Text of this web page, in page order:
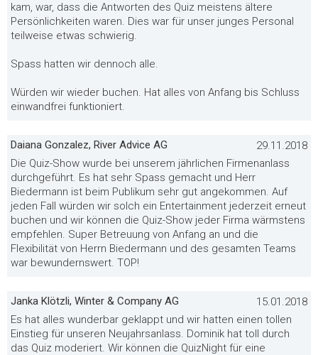
kam, war, dass die Antworten des Quiz meistens ältere
Persönlichkeiten waren. Dies war für unser junges Personal
teilweise etwas schwierig.
Spass hatten wir dennoch alle.
Würden wir wieder buchen. Hat alles von Anfang bis Schluss
einwandfrei funktioniert.
Daiana Gonzalez, River Advice AG
29.11.2018
Die Quiz-Show wurde bei unserem jährlichen Firmenanlass
durchgeführt. Es hat sehr Spass gemacht und Herr
Biedermann ist beim Publikum sehr gut angekommen. Auf
jeden Fall würden wir solch ein Entertainment jederzeit erneut
buchen und wir können die Quiz-Show jeder Firma wärmstens
empfehlen. Super Betreuung von Anfang an und die
Flexibilität von Herrn Biedermann und des gesamten Teams
war bewundernswert. TOP!
Janka Klötzli, Winter & Company AG
15.01.2018
Es hat alles wunderbar geklappt und wir hatten einen tollen
Einstieg für unseren Neujahrsanlass. Dominik hat toll durch
das Quiz moderiert. Wir können die QuizNight für eine